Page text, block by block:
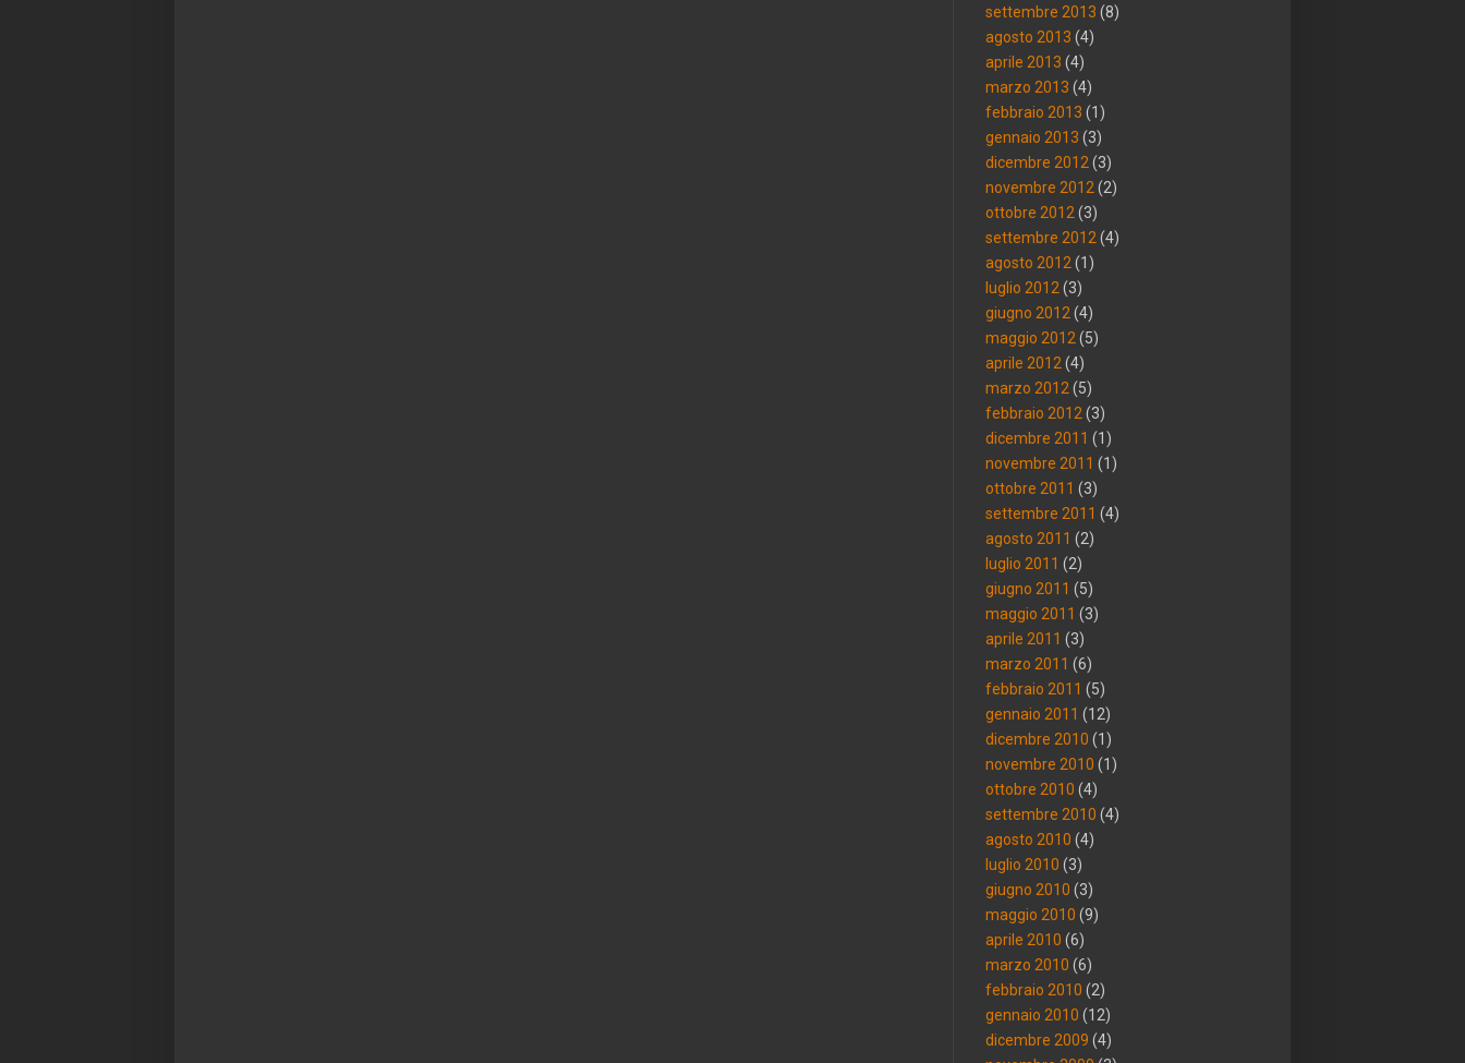
settembre 2013 (8)
agosto 2013 (4)
aprile 2013 (4)
marzo 2013 (4)
febbraio 2013 (1)
gennaio 2013 (3)
dicembre 2012 (3)
novembre 2012 (2)
ottobre 2012 (3)
settembre 2012 (4)
agosto 2012 (1)
luglio 2012 (3)
giugno 2012 (4)
maggio 2012 (5)
aprile 2012 (4)
marzo 2012 (5)
febbraio 2012 (3)
dicembre 2011 (1)
novembre 2011 (1)
ottobre 2011 (3)
settembre 2011 (4)
agosto 2011 (2)
luglio 2011 (2)
giugno 2011 (5)
maggio 2011 (3)
aprile 2011 (3)
marzo 2011 (6)
febbraio 2011 (5)
gennaio 2011 (12)
dicembre 2010 (1)
novembre 2010 (1)
ottobre 2010 (4)
settembre 2010 (4)
agosto 2010 (4)
luglio 2010 (3)
giugno 2010 (3)
maggio 2010 (9)
aprile 2010 (6)
marzo 2010 (6)
febbraio 2010 (2)
gennaio 2010 (12)
dicembre 2009 (4)